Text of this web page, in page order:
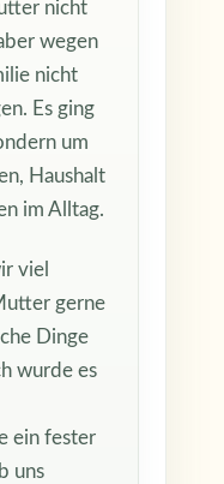
nicht
wegen
nicht
Es ging
um
Haushalt
im Alltag.
viel
gerne
Dinge
wurde es
ein fester
uns